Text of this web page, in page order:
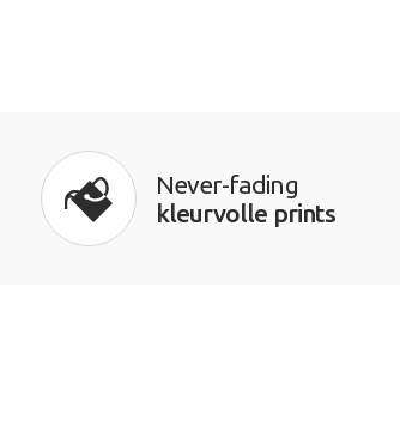
Never-fading
kleurvolle prints